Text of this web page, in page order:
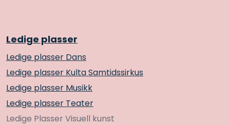
Ledige plasser
Ledige plasser Dans
Ledige plasser Kulta Samtidssirkus
Ledige plasser Musikk
Ledige plasser Teater
Ledige Plasser Visuell kunst